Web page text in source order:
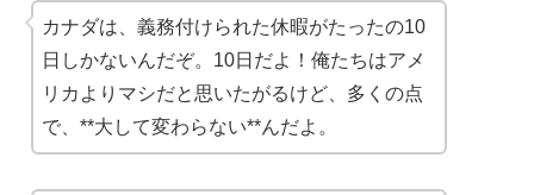
カナダは、義務付けられた休暇がたったの10
日しかないんだぞ。10日だよ！俺たちはアメ
リカよりマシだと思いたがるけど、多くの点
で、**大して変わらない**んだよ。